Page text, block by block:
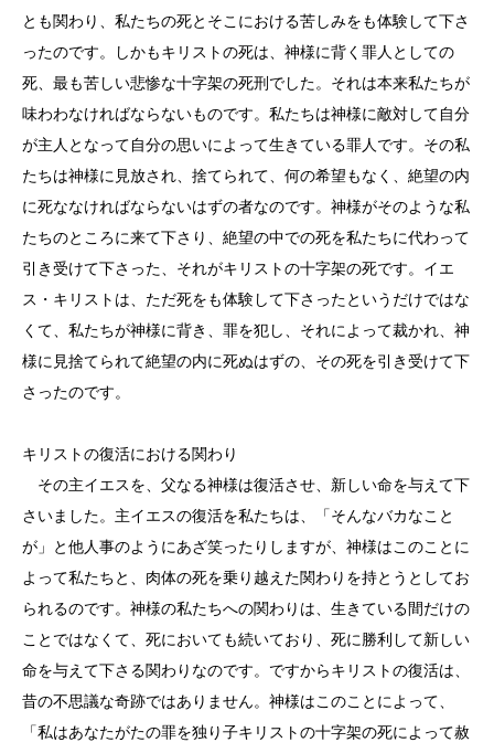
とも関わり、私たちの死とそこにおける苦しみをも体験して下さ
ったのです。しかもキリストの死は、神様に背く罪人としての
死、最も苦しい悲惨な十字架の死刑でした。それは本来私たちが
味わわなければならないものです。私たちは神様に敵対して自分
が主人となって自分の思いによって生きている罪人です。その私
たちは神様に見放され、捨てられて、何の希望もなく、絶望の内
に死ななければならないはずの者なのです。神様がそのような私
たちのところに来て下さり、絶望の中での死を私たちに代わって
引き受けて下さった、それがキリストの十字架の死です。イエ
ス・キリストは、ただ死をも体験して下さったというだけではな
くて、私たちが神様に背き、罪を犯し、それによって裁かれ、神
様に見捨てられて絶望の内に死ぬはずの、その死を引き受けて下
さったのです。
キリストの復活における関わり
その主イエスを、父なる神様は復活させ、新しい命を与えて下
さいました。主イエスの復活を私たちは、「そんなバカなこと
が」と他人事のようにあざ笑ったりしますが、神様はこのことに
よって私たちと、肉体の死を乗り越えた関わりを持とうとしてお
られるのです。神様の私たちへの関わりは、生きている間だけの
ことではなくて、死においても続いており、死に勝利して新しい
命を与えて下さる関わりなのです。ですからキリストの復活は、
昔の不思議な奇跡ではありません。神様はこのことによって、
「私はあなたがたの罪を独り子キリストの十字架の死によって赦